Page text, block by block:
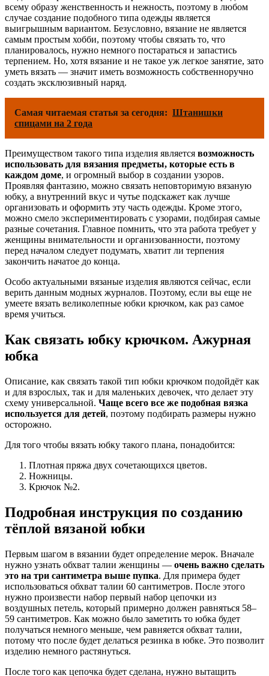
всему образу женственность и нежность, поэтому в любом
случае создание подобного типа одежды является
выигрышным вариантом. Безусловно, вязание не является
самым простым хобби, поэтому чтобы связать то, что
планировалось, нужно немного постараться и запастись
терпением. Но, хотя вязание и не такое уж легкое занятие, зато
уметь вязать — значит иметь возможность собственноручно
создать эксклюзивный наряд.
Самая читаемая статья за сегодня: Штанишки
спицами на 2 года
Преимуществом такого типа изделия является возможность
использовать для вязания предметы, которые есть в
каждом доме, и огромный выбор в создании узоров.
Проявляя фантазию, можно связать неповторимую вязаную
юбку, а внутренний вкус и чутье подскажет как лучше
организовать и оформить эту часть одежды. Кроме этого,
можно смело экспериментировать с узорами, подбирая самые
разные сочетания. Главное помнить, что эта работа требует у
женщины внимательности и организованности, поэтому
перед началом следует подумать, хватит ли терпения
закончить начатое до конца.
Особо актуальными вязаные изделия являются сейчас, если
верить данным модных журналов. Поэтому, если вы еще не
умеете вязать великолепные юбки крючком, как раз самое
время учиться.
Как связать юбку крючком. Ажурная
юбка
Описание, как связать такой тип юбки крючком подойдёт как
и для взрослых, так и для маленьких девочек, что делает эту
схему универсальной. Чаще всего все же подобная вязка
используется для детей, поэтому подбирать размеры нужно
осторожно.
Для того чтобы вязать юбку такого плана, понадобится:
Плотная пряжа двух сочетающихся цветов.
Ножницы.
Крючок №2.
Подробная инструкция по созданию
тёплой вязаной юбки
Первым шагом в вязании будет определение мерок. Вначале
нужно узнать обхват талии женщины — очень важно сделать
это на три сантиметра выше пупка. Для примера будет
использоваться обхват талии 60 сантиметров. После этого
нужно произвести набор первый набор цепочки из
воздушных петель, который примерно должен равняться 58–
59 сантиметров. Как можно было заметить то юбка будет
получаться немного меньше, чем равняется обхват талии,
потому что после будет делаться резинка в юбке. Это позволит
изделию немного растянуться.
После того как цепочка будет сделана, нужно вытащить